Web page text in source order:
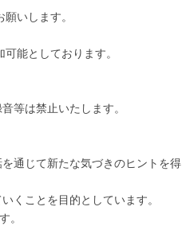
いします。
能としております。
等は禁止いたします。
通じて新たな気づきのヒントを得
くことを目的としています。
。